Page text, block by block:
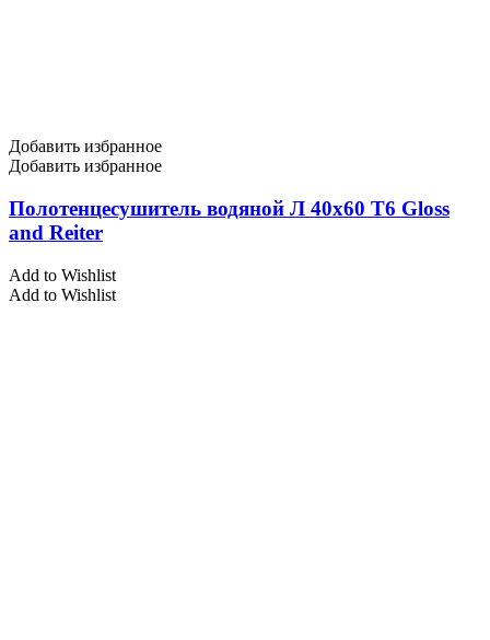
Добавить избранное
Добавить избранное
Полотенцесушитель водяной Л 40х60 Т6 Gloss
and Reiter
Add to Wishlist
Add to Wishlist